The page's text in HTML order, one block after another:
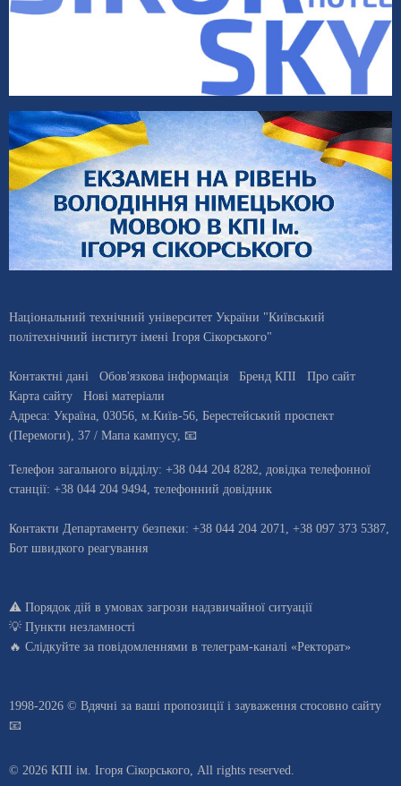
Національний технічний університет України "Київський
політехнічний інститут імені Ігоря Сікорського"
Контактні дані Обов'язкова інформація Бренд КПІ
Про сайт
Карта сайту
Нові матеріали
Адреса: Україна 03056 , м. Київ-56, Берестейський проспект
(Перемоги), 37 / Мапа кампусу, 📧
Телефон загального відділу: +38 044 204 8282, довiдка телефонної
станцiї: +38 044 204 9494, телефонний довідник
Контакти Департаменту безпеки: +38 044 204 2071, +38 097 373 5387,
Бот швидкого реагування
⚠️ Порядок дій в умовах загрози надзвичайної ситуації
💡 Пункти незламності
🔥 Слідкуйте за повідомленнями в телеграм-каналі «Ректорат»
1998-2026 © Вдячні за ваші пропозиції і зауваження стосовно сайту
📧
© 2026 КПІ ім. Ігоря Сікорського, All rights reserved.